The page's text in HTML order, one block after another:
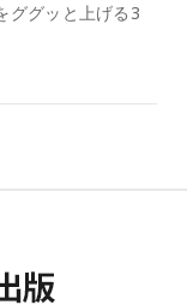
ググッと上げる3